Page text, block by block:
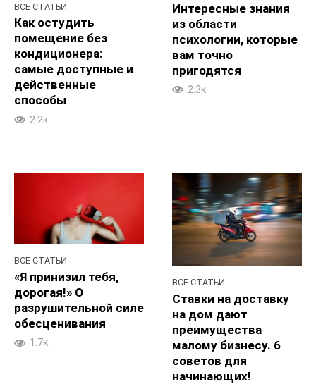
ВСЕ СТАТЬИ
Как остудить
помещение без
кондиционера:
самые доступные и
действенные
способы
2.2к.
Интересные знания
из области
психологии, которые
вам точно
пригодятся
2.3к.
ВСЕ СТАТЬИ
«Я принизил тебя,
дорогая!» О
разрушительной силе
обесценивания
1.7к.
ВСЕ СТАТЬИ
Ставки на доставку
на дом дают
преимущества
малому бизнесу. 6
советов для
начинающих!